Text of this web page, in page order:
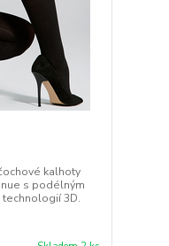
kalhoty
s podélným
3D.